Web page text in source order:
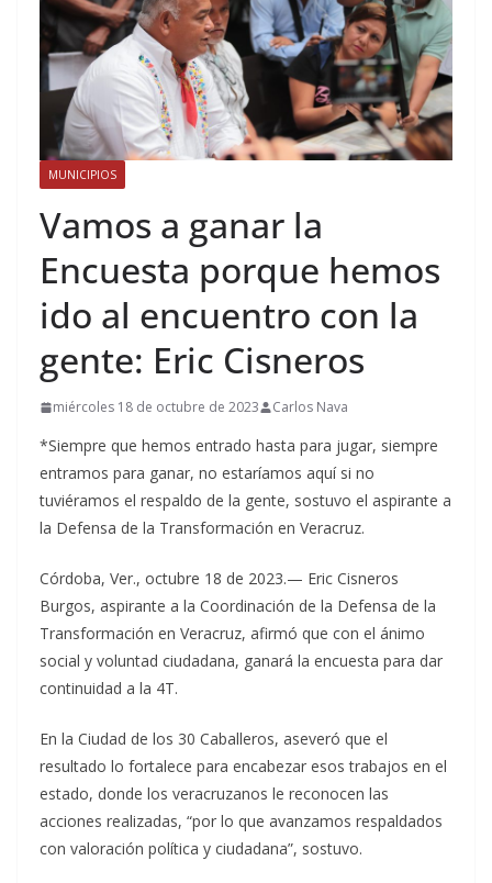
MUNICIPIOS
Vamos a ganar la
Encuesta porque hemos
ido al encuentro con la
gente: Eric Cisneros
miércoles 18 de octubre de 2023 Carlos Nava
*Siempre que hemos entrado hasta para jugar, siempre
entramos para ganar, no estaríamos aquí si no
tuviéramos el respaldo de la gente, sostuvo el aspirante a
la Defensa de la Transformación en Veracruz.
Córdoba, Ver., octubre 18 de 2023.— Eric Cisneros
Burgos, aspirante a la Coordinación de la Defensa de la
Transformación en Veracruz, afirmó que con el ánimo
social y voluntad ciudadana, ganará la encuesta para dar
continuidad a la 4T.
En la Ciudad de los 30 Caballeros, aseveró que el
resultado lo fortalece para encabezar esos trabajos en el
estado, donde los veracruzanos le reconocen las
acciones realizadas, “por lo que avanzamos respaldados
con valoración política y ciudadana”, sostuvo.